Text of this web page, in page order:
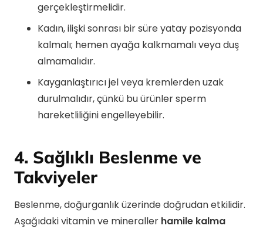
gerçekleştirmelidir.
Kadın, ilişki sonrası bir süre yatay pozisyonda
kalmalı; hemen ayağa kalkmamalı veya duş
almamalıdır.
Kayganlaştırıcı jel veya kremlerden uzak
durulmalıdır, çünkü bu ürünler sperm
hareketliliğini engelleyebilir.
4. Sağlıklı Beslenme ve
Takviyeler
Beslenme, doğurganlık üzerinde doğrudan etkilidir.
Aşağıdaki vitamin ve mineraller hamile kalma